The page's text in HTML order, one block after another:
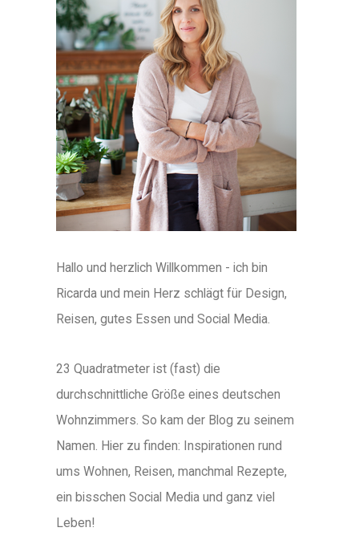
Hallo und herzlich Willkommen - ich bin
Ricarda und mein Herz schlägt für Design,
Reisen, gutes Essen und Social Media.
23 Quadratmeter ist (fast) die
durchschnittliche Größe eines deutschen
Wohnzimmers. So kam der Blog zu seinem
Namen. Hier zu finden: Inspirationen rund
ums Wohnen, Reisen, manchmal Rezepte,
ein bisschen Social Media und ganz viel
Leben!